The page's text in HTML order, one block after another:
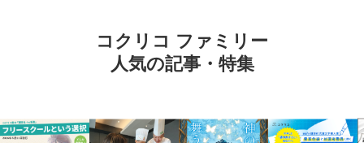
コクリコ ファミリー
人気の記事・特集